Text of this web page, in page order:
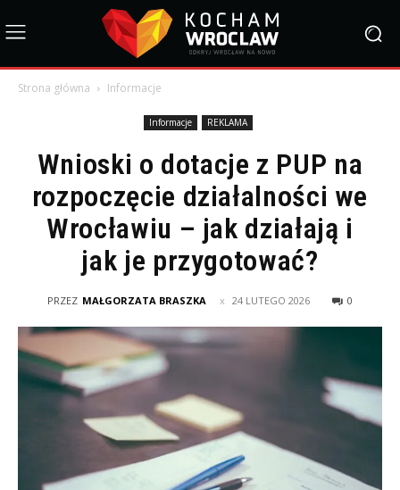
Strona główna Informacje
Informacje REKLAMA
Wnioski o dotacje z PUP na
rozpoczęcie działalności we
Wrocławiu – jak działają i
jak je przygotować?
PRZEZ MAŁGORZATA BRASZKA 24 LUTEGO 2026 0